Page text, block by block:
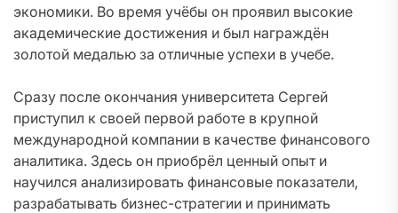
экономики. Во время учёбы он проявил высокие
академические достижения и был награждён
золотой медалью за отличные успехи в учебе.
Сразу после окончания университета Сергей
приступил к своей первой работе в крупной
международной компании в качестве финансового
аналитика. Здесь он приобрёл ценный опыт и
научился анализировать финансовые показатели,
разрабатывать бизнес-стратегии и принимать